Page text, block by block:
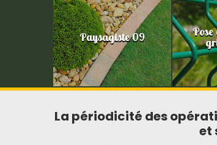
Paysagiste 09
La périodicité des
et